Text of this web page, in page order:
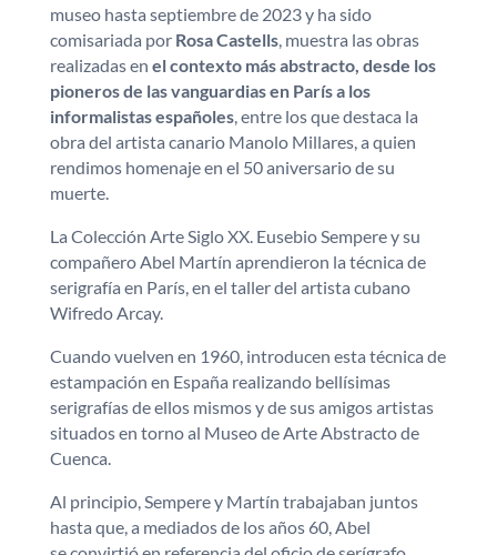
museo hasta septiembre de 2023 y ha sido
comisariada por Rosa Castells, muestra las obras
realizadas en el contexto más abstracto, desde los
pioneros de las vanguardias en París a los
informalistas españoles, entre los que destaca la
obra del artista canario Manolo Millares, a quien
rendimos homenaje en el 50 aniversario de su
muerte.
La Colección Arte Siglo XX. Eusebio Sempere y su
compañero Abel Martín aprendieron la técnica de
serigrafía en París, en el taller del artista cubano
Wifredo Arcay.
Cuando vuelven en 1960, introducen esta técnica de
estampación en España realizando bellísimas
serigrafías de ellos mismos y de sus amigos artistas
situados en torno al Museo de Arte Abstracto de
Cuenca.
Al principio, Sempere y Martín trabajaban juntos
hasta que, a mediados de los años 60, Abel